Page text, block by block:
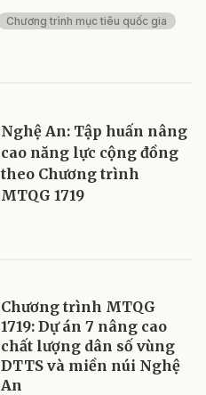
Chương trình mục tiêu quốc gia
Nghệ An: Tập huấn nâng
cao năng lực cộng đồng
theo Chương trình
MTQG 1719
Chương trình MTQG
1719: Dự án 7 nâng cao
chất lượng dân số vùng
DTTS và miền núi Nghệ
An